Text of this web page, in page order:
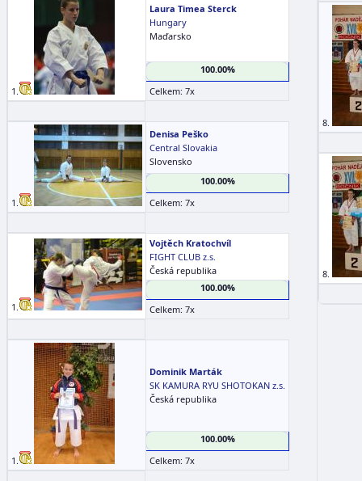
1.
Laura Timea Sterck
Hungary
Maďarsko
100.00%
Celkem: 7x
1.
Denisa Peško
Central Slovakia
Slovensko
100.00%
Celkem: 7x
1.
Vojtěch Kratochvíl
FIGHT CLUB z.s.
Česká republika
100.00%
Celkem: 7x
1.
Dominik Marták
SK KAMURA RYU SHOTOKAN z.s.
Česká republika
100.00%
Celkem: 7x
8.
8.